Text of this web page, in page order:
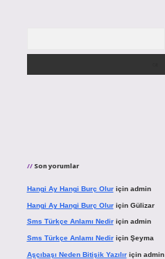
Son yorumlar
Hangi Ay Hangi Burç Oluriçin admin
Hangi Ay Hangi Burç Oluriçin Gülizar
Sms Türkçe Anlamı Nediriçin admin
Sms Türkçe Anlamı Nediriçin Şeyma
Aşçıbaşı Neden Bitişik Yazılıriçin admin